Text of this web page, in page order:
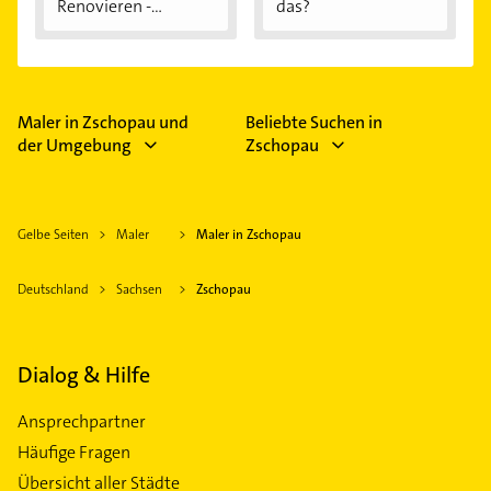
Renovieren -
das?
Maler in Zschopau und
der Umgebung
Beliebte Suchen in
Zschopau
Gelbe Seiten Maler Maler in Zschopau
Deutschland Sachsen Zschopau
Dialog & Hilfe
Ansprechpartner
Häufige Fragen
Übersicht aller Städte